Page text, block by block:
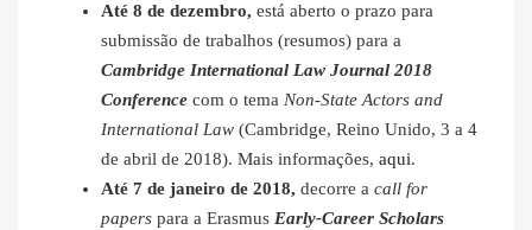
Até 8 de dezembro, está aberto o prazo para
submissão de trabalhos (resumos) para a
Cambridge International Law Journal 2018
Conference com o tema Non-State Actors and
International Law (Cambridge, Reino Unido, 3 a 4
de abril de 2018). Mais informações, aqui.
Até 7 de janeiro de 2018, decorre a call for
papers para a Erasmus Early-Career Scholars